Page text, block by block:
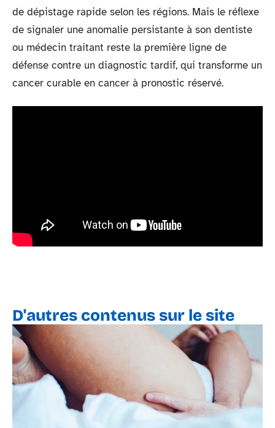
de dépistage rapide selon les régions. Mais le réflexe
de signaler une anomalie persistante à son dentiste
ou médecin traitant reste la première ligne de
défense contre un diagnostic tardif, qui transforme un
cancer curable en cancer à pronostic réservé.
D'autres contenus sur le site